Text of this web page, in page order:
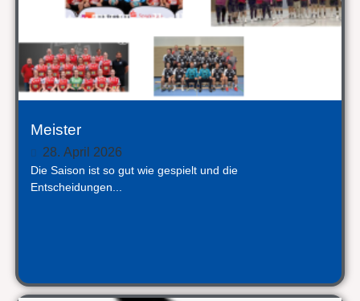
Meister
28. April 2026
Die Saison ist so gut wie gespielt und die
Entscheidungen...